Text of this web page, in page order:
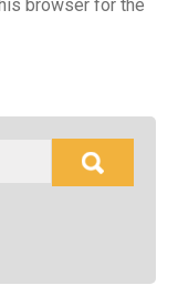
browser for the